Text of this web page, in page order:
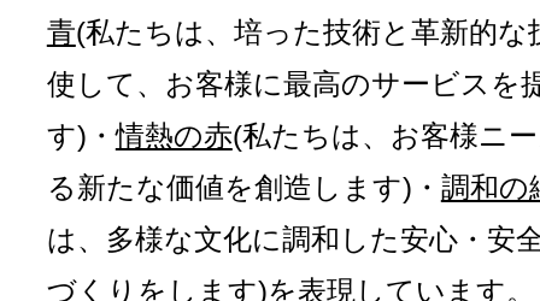
青(私たちは、培った技術と革新的な
使して、お客様に最高のサービスを
す)・情熱の赤(私たちは、お客様ニ
る新たな価値を創造します)・ 調和の
は、多様な文化に調和した安心・安
づくりをします)を表現しています。